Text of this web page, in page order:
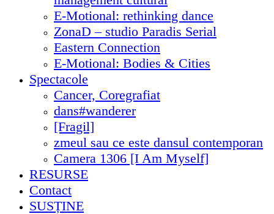
E-Motional: rethinking dance
ZonaD – studio Paradis Serial
Eastern Connection
E-Motional: Bodies & Cities
Spectacole
Cancer, Coregrafiat
dans#wanderer
[Fragil]
zmeul sau ce este dansul contemporan
Camera 1306 [I Am Myself]
RESURSE
Contact
SUSȚINE